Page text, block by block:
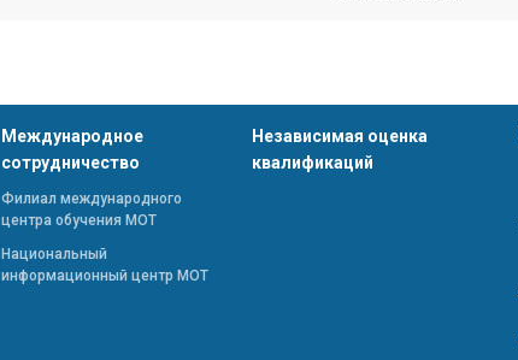
Международное
сотрудничество
Филиал международного
центра обучения МОТ
Национальный
информационный центр МОТ
Независимая оценка
квалификаций